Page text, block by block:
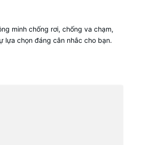
minh chống rơi, chống va chạm,
lựa chọn đáng cân nhắc cho bạn.